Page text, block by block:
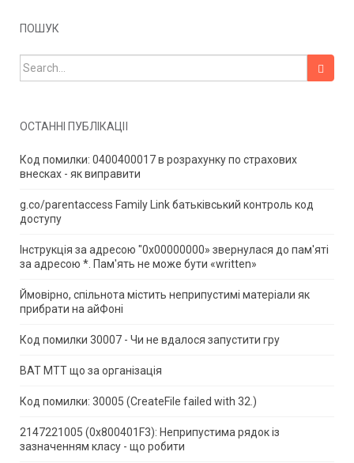
ПОШУК
Search for:
ОСТАННІ ПУБЛІКАЦІЇ
Код помилки: 0400400017 в розрахунку по страхових
внесках - як виправити
g.co/parentaccess Family Link батьківський контроль код
доступу
Інструкція за адресою "0x00000000» звернулася до пам'яті
за адресою *. Пам'ять не може бути «written»
Ймовірно, спільнота містить неприпустимі матеріали як
прибрати на айФоні
Код помилки 30007 - Чи не вдалося запустити гру
ВАТ МТТ що за організація
Код помилки: 30005 (CreateFile failed with 32.)
2147221005 (0x800401F3): Неприпустима рядок із
зазначенням класу - що робити